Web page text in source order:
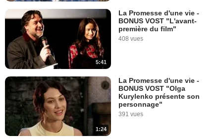
5:41
La Promesse d'une vie -
BONUS VOST "L'avant-
première du film"
408 vues
1:24
La Promesse d'une vie -
BONUS VOST "Olga
Kurylenko présente son
personnage"
391 vues